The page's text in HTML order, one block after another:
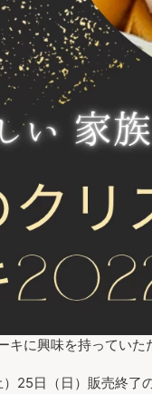
キに興味を持っていた
25日（日）販売終了